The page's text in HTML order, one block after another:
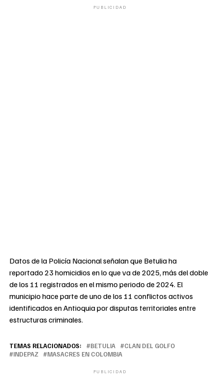
PUBLICIDAD
Datos de la Policía Nacional señalan que Betulia ha
reportado 23 homicidios en lo que va de 2025, más del doble
de los 11 registrados en el mismo periodo de 2024. El
municipio hace parte de uno de los 11 conflictos activos
identificados en Antioquia por disputas territoriales entre
estructuras criminales.
TEMAS RELACIONADOS: BETULIA
CLAN DEL GOLFO
INDEPAZ
MASACRES EN COLOMBIA
PUBLICIDAD